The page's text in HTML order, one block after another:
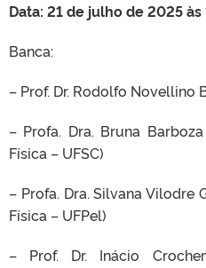
Data: 21 de julho de 2025 às
Banca:
– Prof. Dr. Rodolfo Novellino
– Profa. Dra. Bruna
Física – UFSC)
– Profa. Dra. Silvana Vilodre
Física – UFPel)
– Prof. Dr. Inácio